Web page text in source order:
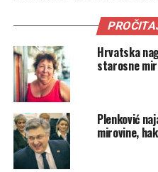
Hrvatska
starosne
Plenković
mirovine,